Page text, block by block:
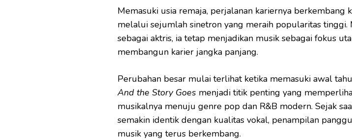
Memasuki usia remaja, perjalanan kariernya berkembang
melalui sejumlah sinetron yang meraih popularitas tinggi.
sebagai aktris, ia tetap menjadikan musik sebagai fokus
membangun karier jangka panjang.
Perubahan besar mulai terlihat ketika memasuki awal
And the Story Goes menjadi titik penting yang
musikalnya menuju genre pop dan R&B modern. Sejak
semakin identik dengan kualitas vokal, penampilan
musik yang terus berkembang.